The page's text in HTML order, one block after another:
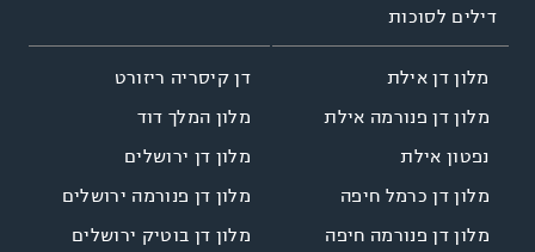
דילים לסוכות
מלון דן אילת
מלון דן פנורמה אילת
נפטון אילת
מלון דן כרמל חיפה
מלון דן פנורמה חיפה
דן קיסריה ריזורט
מלון המלך דוד
מלון דן ירושלים
מלון דן פנורמה ירושלים
מלון דן בוטיק ירושלים